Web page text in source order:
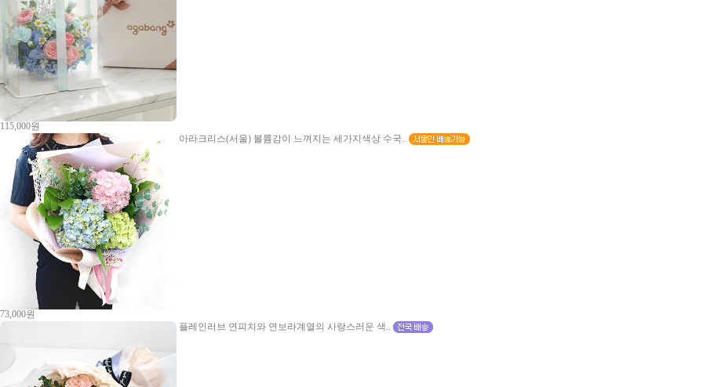
115,000원
아라크리스(서울) 볼륨감이 느껴지는 세가지색상 수국..
73,000원
플레인러브 연피치와 연보라계열의 사랑스러운 색..